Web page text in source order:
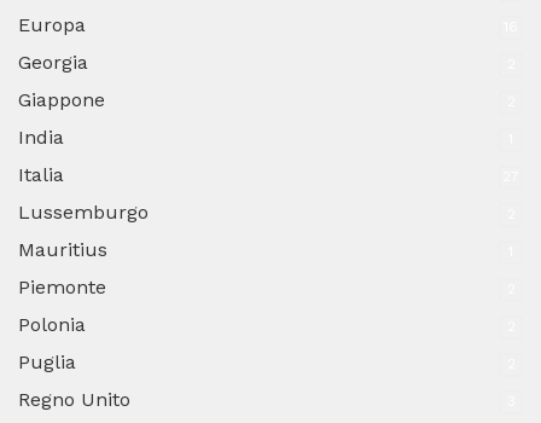
Europa
Georgia
Giappone
India
Italia
Lussemburgo
Mauritius
Piemonte
Polonia
Puglia
Regno Unito